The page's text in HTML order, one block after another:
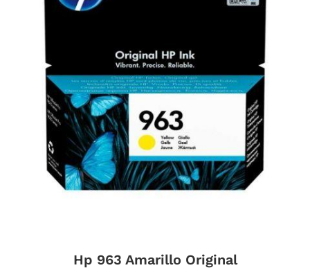
Hp 963 Amarillo Original